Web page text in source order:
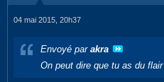
04 mai 2015, 20h37
Envoyé par akra
On peut dire que tu as du flair